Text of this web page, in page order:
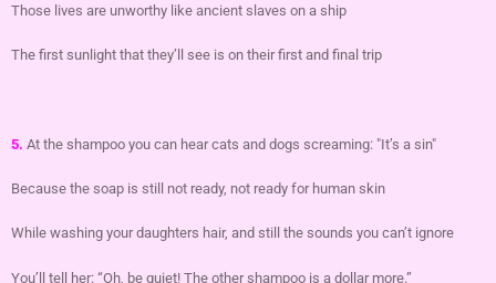
Those lives are unworthy like ancient slaves on a ship
The first sunlight that they’ll see is on their first and final trip
5. At the shampoo you can hear cats and dogs screaming: "It’s a sin"
Because the soap is still not ready, not ready for human skin
While washing your daughters hair, and still the sounds you can’t ignore
You’ll tell her: “Oh, be quiet! The other shampoo is a dollar more.”